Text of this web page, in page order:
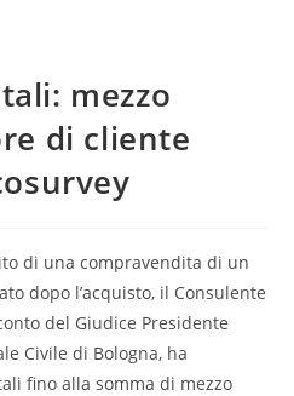
mezzo
di cliente
di una compravendita di un
dopo l’acquisto, il Consulente
del Giudice Presidente
Civile di Bologna, ha
fino alla somma di mezzo